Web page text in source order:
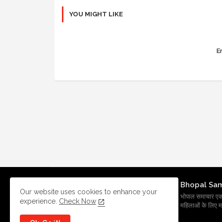
YOU MIGHT LIKE
Bhopal
भोपाल समाचार एक
महिलाओं के लिए
Our website uses cookies to enhance your
experience. Check Now